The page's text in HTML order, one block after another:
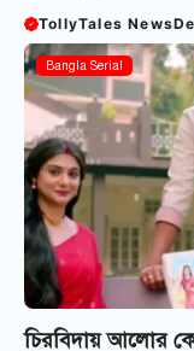
TollyTales
Bangla Serial
চিরবিদায় আলোর